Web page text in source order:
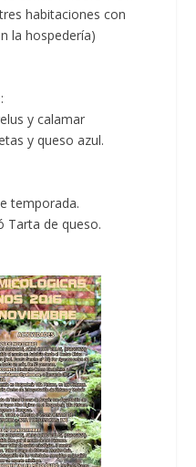
habitaciones con
la hospedería)
y calamar
y queso azul.
temporada.
Tarta de queso.